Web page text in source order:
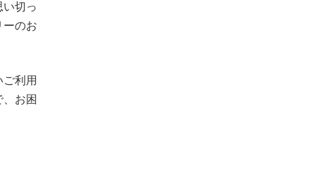
切っ
ーのお
利用
お困